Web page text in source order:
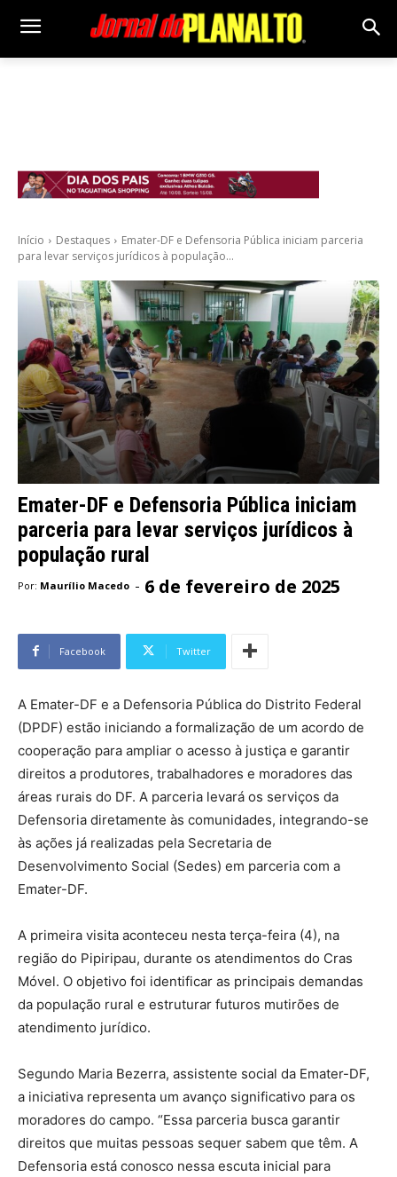
Início Destaques
Emater-DF e Defensoria Pública iniciam parceria
para levar serviços jurídicos à população...
Emater-DF e Defensoria Pública iniciam
parceria para levar serviços jurídicos à
população rural
Por: Maurílio Macedo - 6 de fevereiro de 2025
Facebook Twitter
A Emater-DF e a Defensoria Pública do Distrito Federal
(DPDF) estão iniciando a formalização de um acordo de
cooperação para ampliar o acesso à justiça e garantir
direitos a produtores, trabalhadores e moradores das
áreas rurais do DF. A parceria levará os serviços da
Defensoria diretamente às comunidades, integrando-se
às ações já realizadas pela Secretaria de
Desenvolvimento Social (Sedes) em parceria com a
Emater-DF.
A primeira visita aconteceu nesta terça-feira (4), na
região do Pipiripau, durante os atendimentos do Cras
Móvel. O objetivo foi identificar as principais demandas
da população rural e estruturar futuros mutirões de
atendimento jurídico.
Segundo Maria Bezerra, assistente social da Emater-DF,
a iniciativa representa um avanço significativo para os
moradores do campo. “Essa parceria busca garantir
direitos que muitas pessoas sequer sabem que têm. A
Defensoria está conosco nessa escuta inicial para